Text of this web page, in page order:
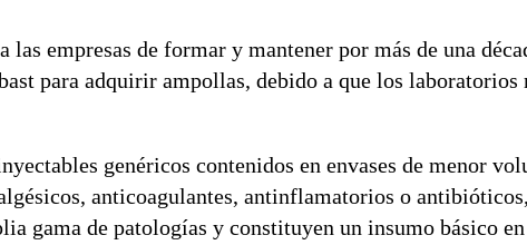
las empresas de formar y mantener por más de una
para adquirir ampollas, debido a que los laboratorios
genéricos contenidos en envases de menor
anticoagulantes, antinflamatorios o
gama de patologías y constituyen un insumo básico